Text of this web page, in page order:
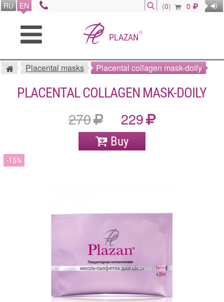
RU EN (0) 0
PLAZAN®
Placental masks Placental collagen mask-doily
PLACENTAL COLLAGEN MASK-DOILY
270 229
Buy
15